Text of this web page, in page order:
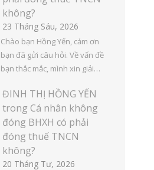
không?
23 Tháng Sáu, 2026
Chào bạn Hồng Yến, cảm ơn
bạn đã gửi câu hỏi. Về vấn đề
bạn thắc mắc, mình xin giải…
ĐINH THỊ HỒNG YẾN
trong Cá nhân không
đóng BHXH có phải
đóng thuế TNCN
không?
20 Tháng Tư, 2026